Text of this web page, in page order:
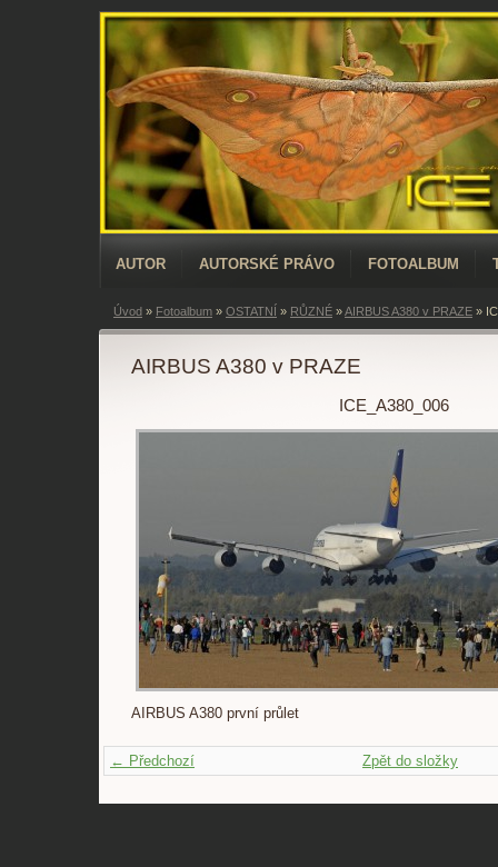
AUTOR AUTORSKÉ PRÁVO FOTOALBUM
Úvod » Fotoalbum » OSTATNÍ » RŮZNÉ »AIRBUS A380 v PRAZE »
AIRBUS A380 v PRAZE
ICE_A380_006
AIRBUS A380 první průlet
← Předchozí Zpět do složky